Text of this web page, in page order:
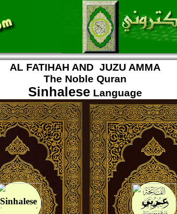
AL FATIHAH AND JUZU AMMA
The Noble Quran
Sinhalese Language
عـربي Sinhalese